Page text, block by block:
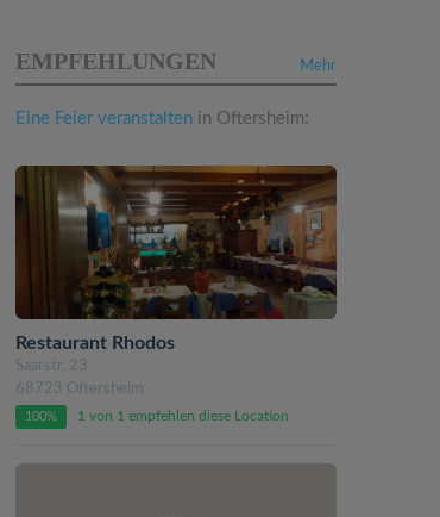
Mehr
EMPFEHLUNGEN
Eine Feier veranstalten in Oftersheim:
Restaurant Rhodos
Saarstr. 23
68723 Oftersheim
100% 1 von 1 empfehlen diese Location